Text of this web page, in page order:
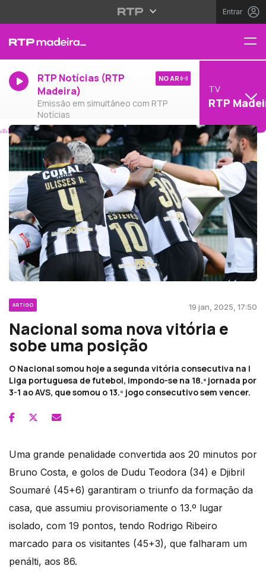
Entrar
RTP Notícias (RTP
Madeira)
Emissão em simultâneo com RTP
Notícias
NO AR
TV
RTP
ARTIGO 19 jan, 2025, 17:50
Nacional soma nova vitória e
sobe uma posição
O Nacional somou hoje a segunda vitória consecutiva na I
Liga portuguesa de futebol, impondo-se na 18.ª jornada por
3-1 ao AVS, que somou o 13.º jogo consecutivo sem vencer.
Uma grande penalidade convertida aos 20 minutos por
Bruno Costa, e golos de Dudu Teodora (34) e Djibril
Soumaré (45+6) garantiram o triunfo da formação da
casa, que assumiu provisoriamente o 13.º lugar
isolado, com 19 pontos, tendo Rodrigo Ribeiro
marcado para os visitantes (45+3), que falharam um
penálti, aos 86.